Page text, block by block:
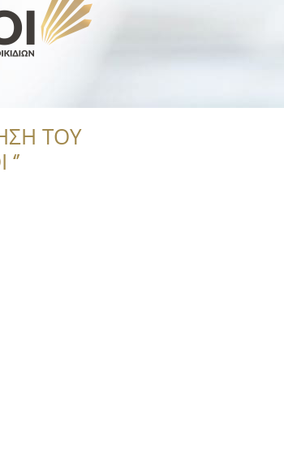
ΤΟΥ